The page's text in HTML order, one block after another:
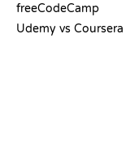
freeCodeCamp
Udemy vs Coursera